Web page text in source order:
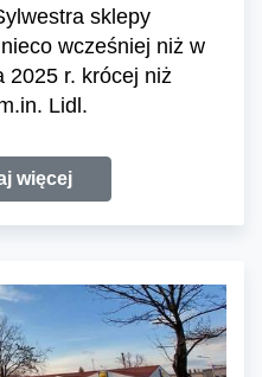
sklepy
wcześniej niż w
2025 r. krócej niż
Lidl.
więcej